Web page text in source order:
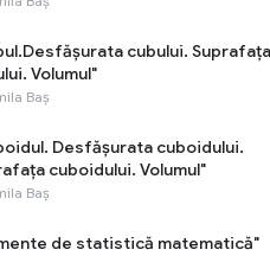
cubului. Suprafața
Volumul"
Baș
Desfășurata cuboidului.
cuboidului. Volumul"
Baș
de statistică matematică"